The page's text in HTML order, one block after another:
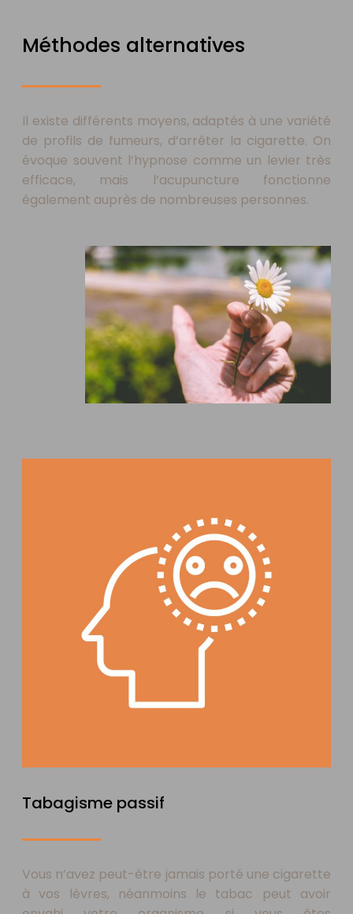
Méthodes alternatives
Il existe différents moyens, adaptés à une variété
de profils de fumeurs, d’arrêter la cigarette. On
évoque souvent l’hypnose comme un levier très
efficace, mais l’acupuncture fonctionne
également auprès de nombreuses personnes.
Tabagisme passif
Vous n’avez peut-être jamais porté une cigarette
à vos lèvres, néanmoins le tabac peut avoir